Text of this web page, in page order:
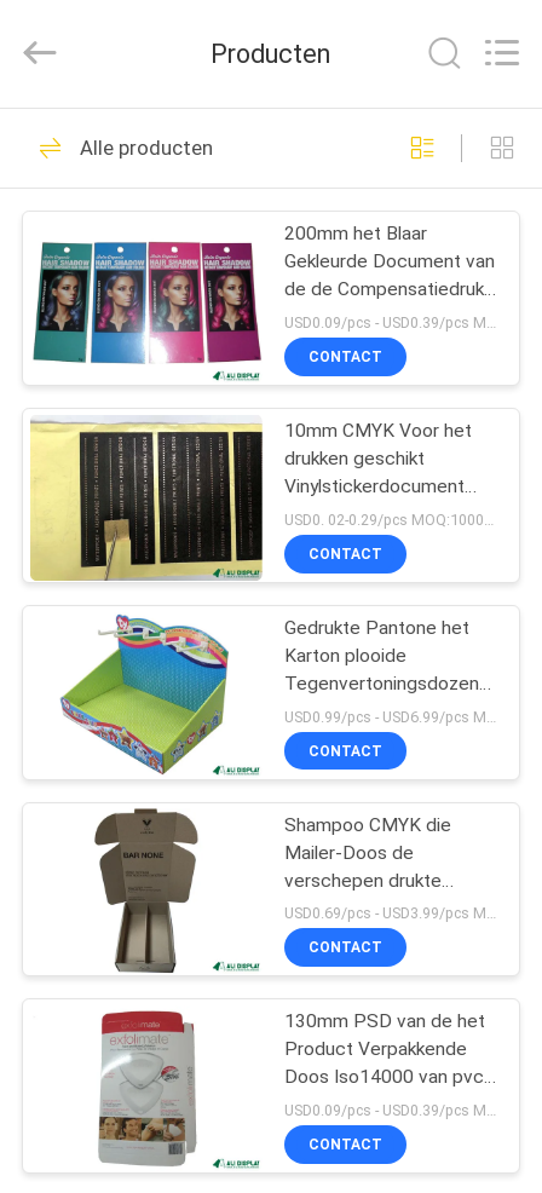
HUIS
PRODUCTEN
ONGEVEER
ONS
FABRIEKSREIS
KWALITEITSCONTROLE
CONTACTEER
ONS
VERZOEK
CITAAT
SITEMAP
PRIVACY
POLICY
CO.,LTD.
kosmetische
verpakkende dozen
31
Kosmetische
Vertoningsdozen
24
Kosmetische
Document Vakjes
Golfgiftdoos
23
17
Producten
Alle producten
200mm het Blaar
Gekleurde Document van
de de Compensatiedruk
van Kaartcardstock Haar
CMYK CDR
USD0.09/pcs - USD0.39/pcs MOQ:1000PCS
CONTACT
10mm CMYK Voor het
drukken geschikt
Vinylstickerdocument
BOPP Zwart
Vinylstickerdocument
CONTACT
Gedrukte Pantone het
Karton plooide
Tegenvertoningsdozen
CCNB
CONTACT
Shampoo CMYK die
Mailer-Doos de
verschepen drukte
300mm Elektronische
handel
USD0.69/pcs - USD3.99/pcs MOQ:100pcs
CONTACT
130mm PSD van de het
Product Verpakkende
Doos Iso14000 van pvc
Kleine de Douane
Verpakkende Dozen met
Embleem
USD0.09/pcs - USD0.39/pcs MOQ:1000PCS
CONTACT